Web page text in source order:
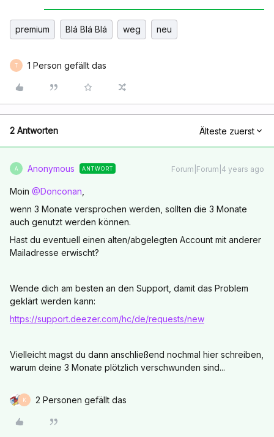
premium Blá Blá Blá weg neu
T 1 Person gefällt das
2 Antworten Älteste zuerst
A Anonymous ANTWORT Forum|Forum|4 years ago
Moin @Donconan
wenn 3 Monate versprochen werden, sollten die 3 Monate
auch genutzt werden können.
Hast du eventuell einen alten/abgelegten Account mit anderer
Mailadresse erwischt?
Wende dich am besten an den Support, damit das Problem
geklärt werden kann:
https://support.deezer.com/hc/de/requests/new
Vielleicht magst du dann anschließend nochmal hier schreiben,
warum deine 3 Monate plötzlich verschwunden sind...
K 2 Personen gefällt das